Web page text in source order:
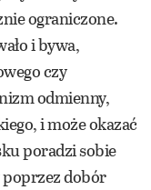
ograniczone.
i bywa,
czy
odmienny,
i może okazać
poradzi sobie
dobór